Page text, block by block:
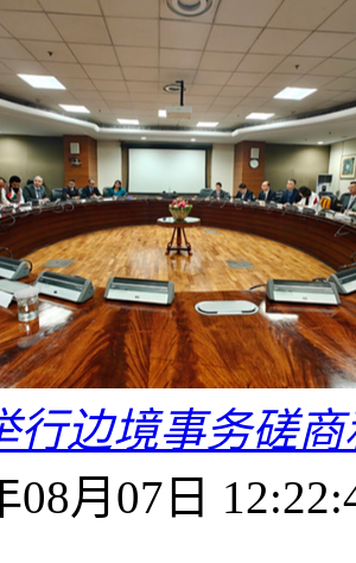
行边境事务磋
08月07日